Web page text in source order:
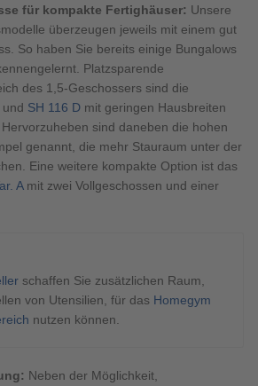
für kompakte Fertighäuser: Unsere
überzeugen jeweils mit einem gut
So haben Sie bereits einige Bungalows
Platzsparende
des 1,5-Geschossers sind die
SH 116 D mit geringen Hausbreiten
sind daneben die hohen
genannt, die mehr Stauraum unter der
Eine weitere kompakte Option ist das
Amit zwei Vollgeschossen und einer
schaffen Sie zusätzlichen Raum,
von Utensilien, für das Homegym
nutzen können.
Neben der Möglichkeit,